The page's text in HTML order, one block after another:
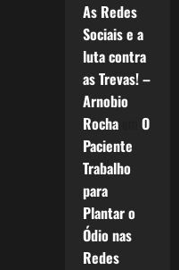
As Redes
Sociais e a
luta contra
as Trevas! –
Arnobio
Rochaem O
Paciente
Trabalho
para
Plantar o
Ódio nas
Redes